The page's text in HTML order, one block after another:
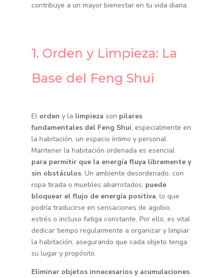
contribuye a un mayor bienestar en tu vida diaria.
1. Orden y Limpieza: La
Base del Feng Shui
El orden y la limpieza son pilares
fundamentales del Feng Shui, especialmente en
la habitación, un espacio íntimo y personal.
Mantener la habitación ordenada es esencial
para permitir que la energía fluya libremente y
sin obstáculos. Un ambiente desordenado, con
ropa tirada o muebles abarrotados, puede
bloquear el flujo de energía positiva, lo que
podría traducirse en sensaciones de agobio,
estrés o incluso fatiga constante. Por ello, es vital
dedicar tiempo regularmente a organizar y limpiar
la habitación, asegurando que cada objeto tenga
su lugar y propósito.
Eliminar objetos innecesarios y acumulaciones